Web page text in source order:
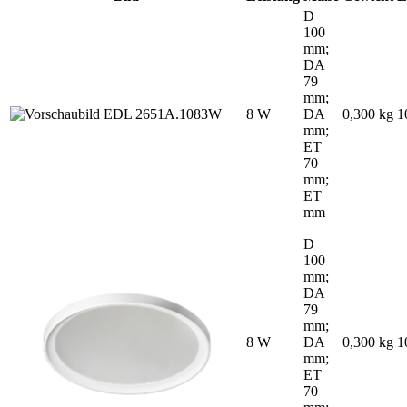
8 W
D
100
mm;
DA
79
mm;
DA
mm;
ET
70
mm;
ET
mm
0,300 kg
8 W
D
100
mm;
DA
79
mm;
DA
mm;
ET
70
0,300 kg